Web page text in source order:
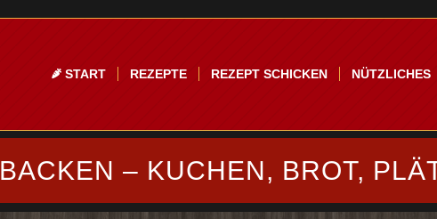
START REZEPTE REZEPT SCHICKEN NÜTZLICHES
BACKEN – KUCHEN, BROT,